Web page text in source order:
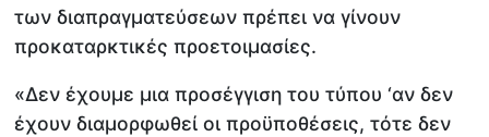
των διαπραγματεύσεων πρέπει να γίνουν
προκαταρκτικές προετοιμασίες.
«Δεν έχουμε μια προσέγγιση του τύπου ‘αν δεν
έχουν διαμορφωθεί οι προϋποθέσεις, τότε δεν